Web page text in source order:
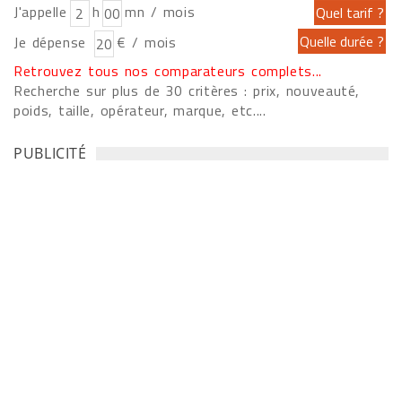
J'appelle h
mn / mois
Je dépense
€ / mois
Retrouvez tous nos comparateurs complets...
Recherche sur plus de 30 critères : prix, nouveauté,
poids, taille, opérateur, marque, etc....
PUBLICITÉ